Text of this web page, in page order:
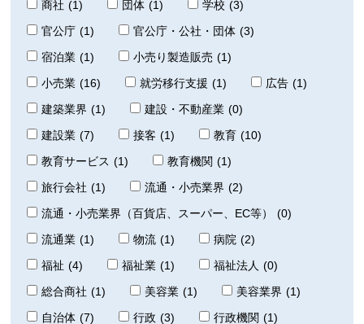
商社 (1) 団体 (1) 学校 (3)
官公庁 (1) 官公庁・公社・団体 (3)
宿泊業 (1) 小売り製造販売 (1)
小売業 (16) 就労移行支援 (1) 広告 (1)
建築業界 (1) 建設・不動産業 (0)
建設業 (7) 接客 (1) 教育 (10)
教育サービス (1) 教育機関 (1)
旅行会社 (1) 流通・小売業界 (2)
流通・小売業界（百貨店、スーパー、EC等）
(0)
流通業 (1) 物流 (1) 病院 (2)
福祉 (4) 福祉業 (1) 福祉法人 (0)
総合商社 (1) 美容業 (1) 美容業界 (1)
自治体 (7) 行政 (3) 行政機関 (1)